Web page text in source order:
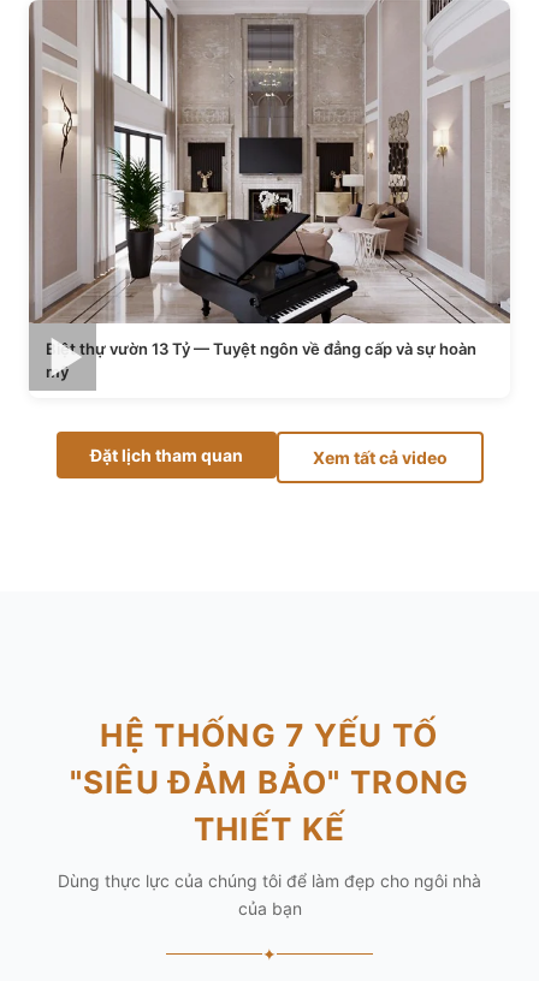
Biệt thự vườn 13 Tỷ — Tuyệt ngôn về đẳng cấp và sự hoàn
mỹ
Đặt lịch tham quan Xem tất cả video
HỆ THỐNG 7 YẾU TỐ
"SIÊU ĐẢM BẢO" TRONG
THIẾT KẾ
Dùng thực lực của chúng tôi để làm đẹp cho ngôi nhà
của bạn
✦